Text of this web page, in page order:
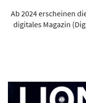
Ab 2024 erscheinen
digitales Magazin